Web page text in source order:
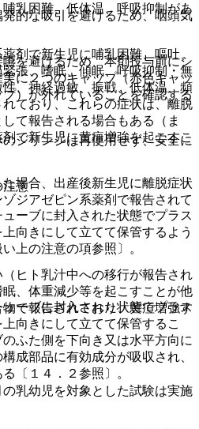
的な吸引を避けるため、咽頭気
を避けるため、本剤投与前にシ
に２つのキャップ（赤色キャッ
）が外れていることを確認する
シリンジは再使用せず、安全に
意
ーブに封入された状態でプラス
向きにして立てて保管するよう
上の注意の項参照〕。
ーブに封入された状態でプラス
向きにして立てて保管するこ
ふた側を下向き又は水平方向に
成部品に有効成分が吸収され、
〔１４．２参照〕。
乳困難、低体温、呼吸抑制があ
剤で新生児に哺乳困難、嘔吐、
張、嗜眠、傾眠、呼吸抑制・無
、神経過敏、振戦、低体温、頻
ており、これらの症状は、離脱
て報告される場合もある（ま
で新生児に黄疸増強を起こすこ
場合、出産後新生児に離脱症状
ジアゼピン系薬剤で報告されて
ヒト乳汁中への移行が報告され
、体重減少等を起こすことが他
で報告されており、黄疸増強す
乳幼児を対象とした試験は実施